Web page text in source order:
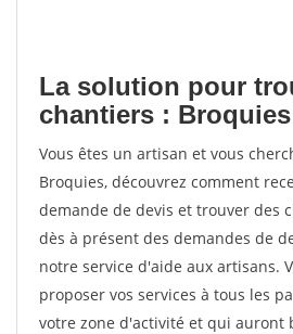
La solution pour
chantiers : Broquies
Vous êtes un artisan et vous
Broquies, découvrez comment
demande de devis et trouver des
dès à présent des demandes de
notre service d'aide aux artisans.
proposer vos services à tous les
votre zone d'activité et qui auront